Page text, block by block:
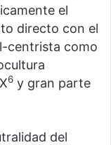
el
directo con el
centrista como
6 y gran parte
del